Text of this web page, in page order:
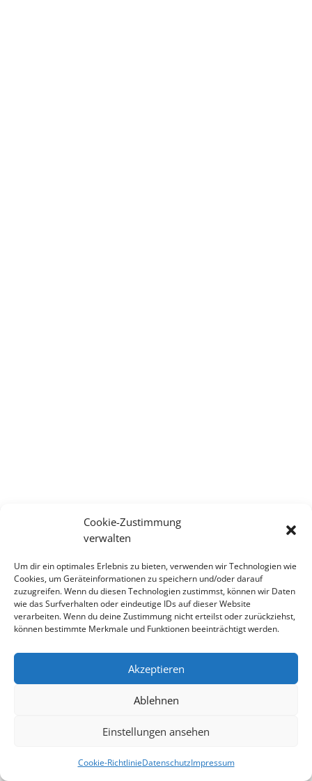
Cookie-Zustimmung
verwalten
Um dir ein optimales Erlebnis zu bieten, verwenden wir Technologien wie
Cookies, um Geräteinformationen zu speichern und/oder darauf
zuzugreifen. Wenn du diesen Technologien zustimmst, können wir Daten
wie das Surfverhalten oder eindeutige IDs auf dieser Website
verarbeiten. Wenn du deine Zustimmung nicht erteilst oder zurückziehst,
können bestimmte Merkmale und Funktionen beeinträchtigt werden.
Akzeptieren
Ablehnen
Einstellungen ansehen
Cookie-RichtlinieDatenschutzImpressum